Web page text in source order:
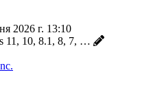
2026 г. 13:10
11, 10, 8.1, 8, 7, …